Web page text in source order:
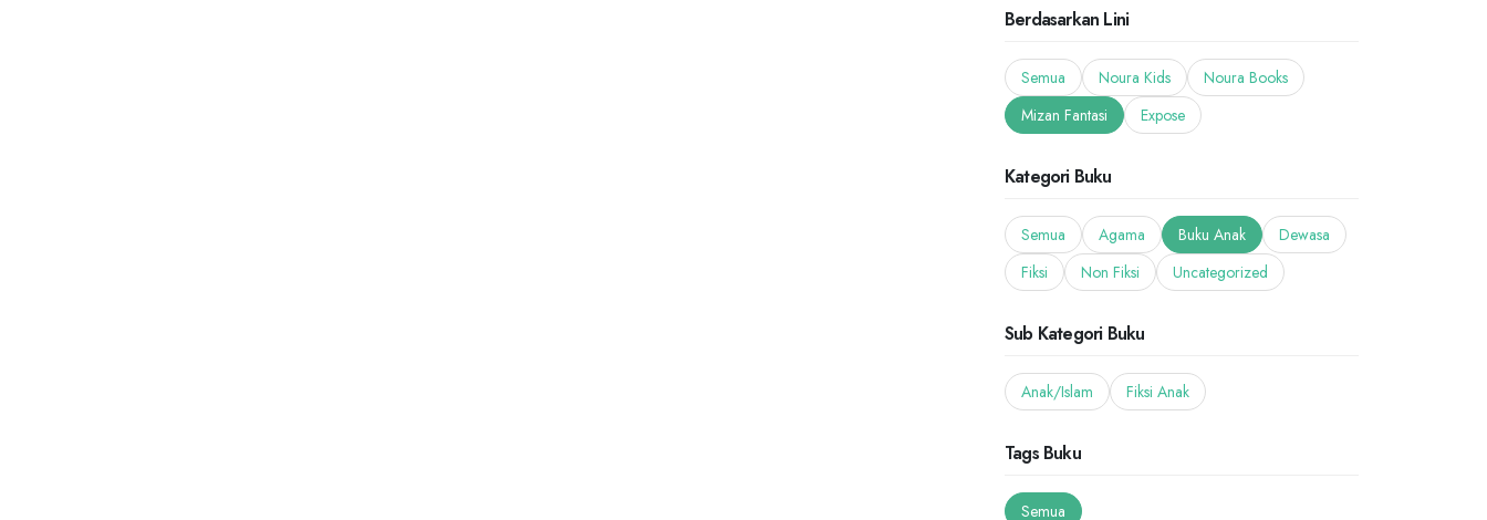
Berdasarkan Lini
Semua Noura Kids
Noura Books
Mizan Fantasi
Expose
Kategori Buku
Semua Agama Buku Anak
Dewasa
Fiksi
Non Fiksi Uncategorized
Sub Kategori Buku
Anak/Islam Fiksi Anak
Tags Buku
Semua